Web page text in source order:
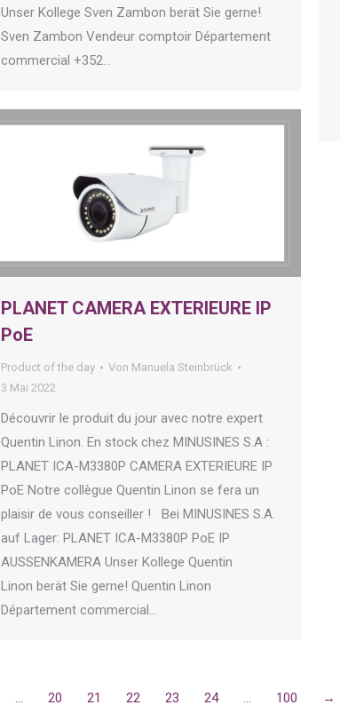
Unser Kollege Sven Zambon berät Sie gerne!
Sven Zambon Vendeur comptoir Département
commercial +352…
PLANET CAMERA EXTERIEURE IP
PoE
Product of the day Von Manuela Steinbrück
3 Mai 2022
Découvrir le produit du jour avec notre expert
Quentin Linon. En stock chez MINUSINES S.A :
PLANET ICA-M3380P CAMERA EXTERIEURE IP
PoE Notre collègue Quentin Linon se fera un
plaisir de vous conseiller ! Bei MINUSINES S.A.
auf Lager: PLANET ICA-M3380P PoE IP
AUSSENKAMERA Unser Kollege Quentin
Linon berät Sie gerne! Quentin Linon
Département commercial…
… 20 21 22 23 24 … 100 →